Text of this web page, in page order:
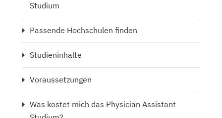
Studium
Passende Hochschulen finden
Studieninhalte
Voraussetzungen
Was kostet mich das Physician Assistant